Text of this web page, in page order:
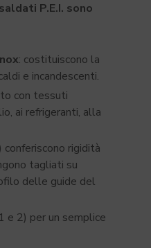
P.E.I. sono
: costituiscono la
e incandescenti.
con tessuti
ai refrigeranti, alla
conferiscono rigidità
tagliati su
delle guide del
e 2) per un semplice